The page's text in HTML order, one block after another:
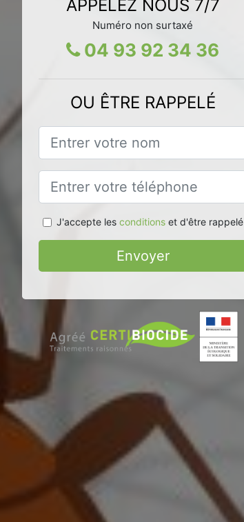
APPELEZ NOUS 7/7
Numéro non surtaxé
04 93 92 34 36
OU ÊTRE RAPPELÉ
J'accepte les conditionset d'être rappelé
Envoyer